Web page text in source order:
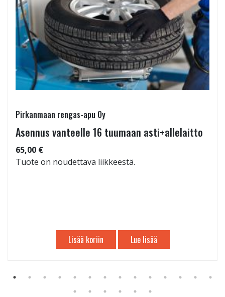
Pirkanmaan rengas-apu Oy
Asennus vanteelle 16 tuumaan asti+allelaitto
65,00 €
Tuote on noudettava liikkeestä.
Lisää koriin Lue lisää